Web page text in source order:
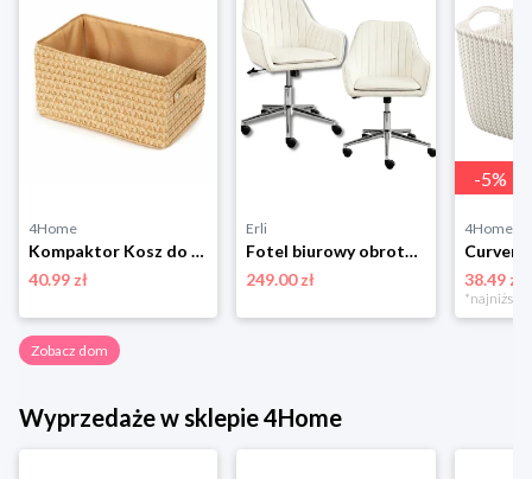
4Home
Kompaktor Kosz do przechowywania LILOU, 23 x 15 x 12 cm, beżowy Compactor
40.99 zł
Erli
Fotel biurowy obrotowy beżowy welur dla dziecka
249.00 zł
-5%
4Home
38.49 zł
Zobacz dom
Wyprzedaże w sklepie 4Home